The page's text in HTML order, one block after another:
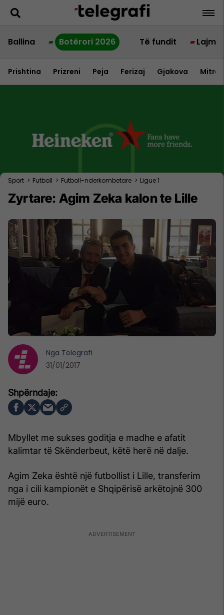
Ballina Botërori 2026 Të fundit Lajme
Prishtina Prizreni Peja Ferizaj Gjakova
Sport > Futboll > Futboll-nderkombetare > Ligue 1
Zyrtare: Agim Zeka kalon te Lille
Mbyllet me sukses goditja e madhe e afatit
kalimtar të Skënderbeut, këtë herë në dalje.
Agim Zeka është një futbollist i Lille, transferim
nga i cili kampionët e Shqipërisë arkëtojnë 300
mijë euro.
Nga Telegrafi
31/01/2017